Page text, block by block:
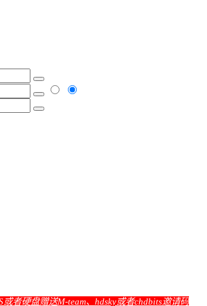
或者硬盘赠送M-team、hdsky或者chdbits邀请码